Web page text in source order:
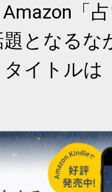
「
となるな
イトルは